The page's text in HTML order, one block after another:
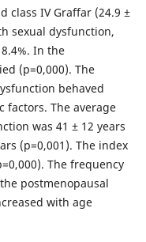
class IV Graffar (24.9 ±
sexual dysfunction,
In the
(p=0,000). The
behaved
factors. The average
was 41 ± 12 years
(p=0,001). The index
The frequency
postmenopausal
with age